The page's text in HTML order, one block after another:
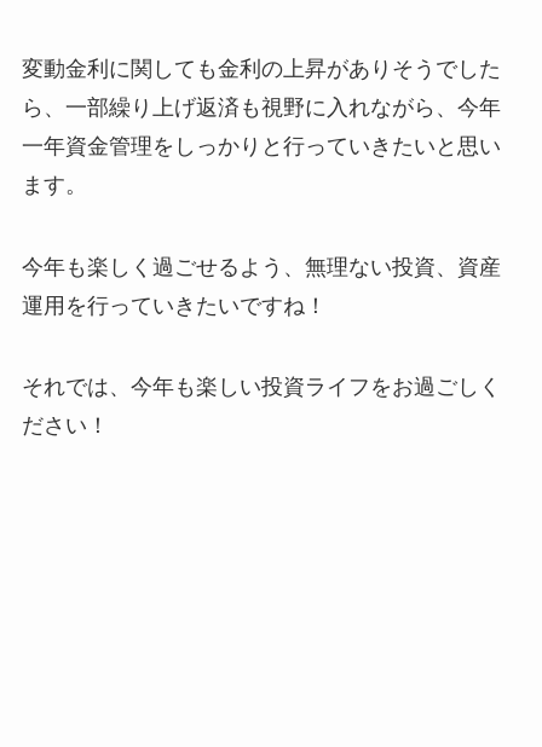
変動金利に関しても金利の上昇がありそうでした
ら、一部繰り上げ返済も視野に入れながら、今年
一年資金管理をしっかりと行っていきたいと思い
ます。
今年も楽しく過ごせるよう、無理ない投資、資産
運用を行っていきたいですね！
それでは、今年も楽しい投資ライフをお過ごしく
ださい！